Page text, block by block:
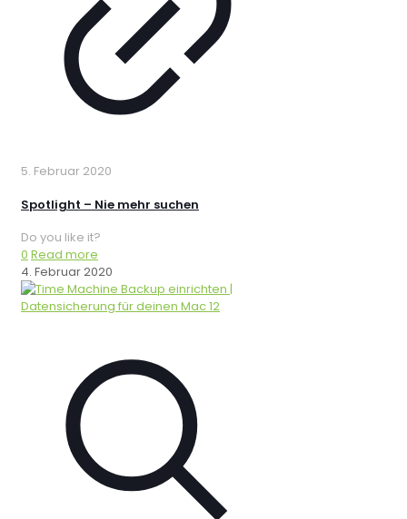
5. Februar 2020
Spotlight – Nie mehr suchen
Do you like it?
0 Read more
4. Februar 2020